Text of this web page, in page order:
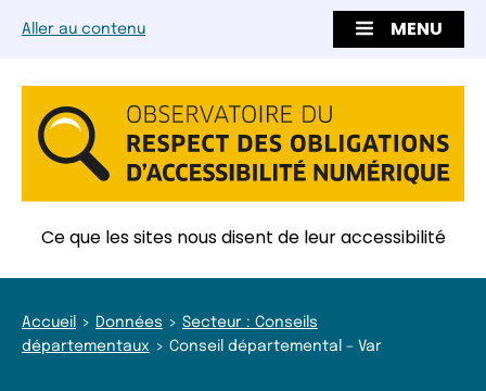
Aller au contenu MENU
Ce que les sites nous disent de leur accessibilité
Accueil Données
Secteur : Conseils
départementaux
Conseil départemental – Var